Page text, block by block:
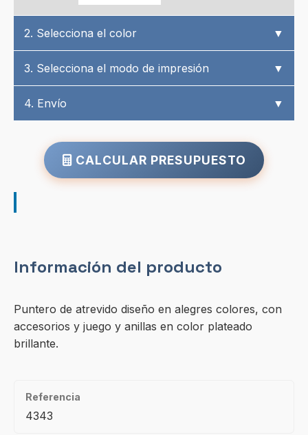
2. Selecciona el color ▼
3. Selecciona el modo de impresión ▼
4. Envío ▼
CALCULAR PRESUPUESTO
Información del producto
Puntero de atrevido diseño en alegres colores, con
accesorios y juego y anillas en color plateado
brillante.
Referencia
4343